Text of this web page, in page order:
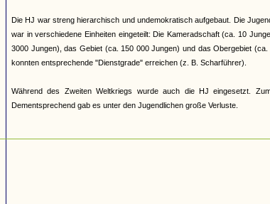
Die HJ war streng hierarchisch und undemokratisch aufgebaut. Die
war in verschiedene Einheiten eingeteilt: Die Kameradschaft (ca. 10
3000 Jungen), das Gebiet (ca. 150 000 Jungen) und das Obergebiet
konnten entsprechende "Dienstgrade" erreichen (z. B. Scharführer).
Während des Zweiten Weltkriegs wurde auch die HJ eingesetzt.
Dementsprechend gab es unter den Jugendlichen große Verluste.